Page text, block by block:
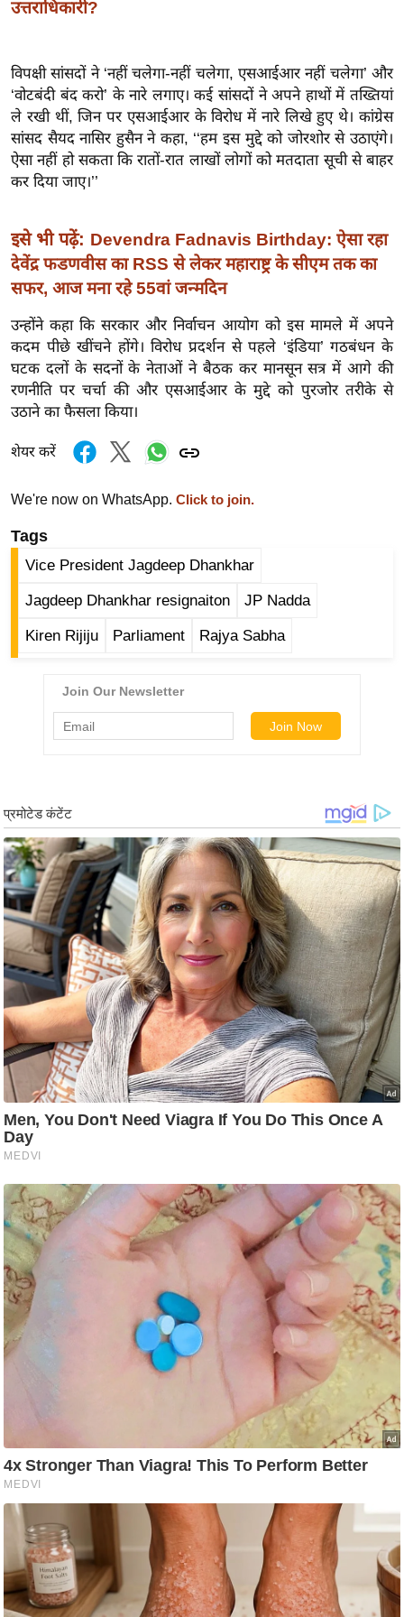
ई
-
पे
प
र
ल
बे
मि
सा
ल
श
ख्सि
त
ग
इं
डि
सा
हि
र्ल्ड
न्यू
ज
ब्री
फ
म
नो
रं
ज
न
त
बॉ
ली
वु
ड
हॉ
ली
वु
ड
फि
B
r
e
a
k
i
n
उत्तराधिकारी?
विपक्षी सांसदों ने ‘नहीं चलेगा-नहीं चलेगा, एसआईआर नहीं चलेगा’ और
‘वोटबंदी बंद करो’ के नारे लगाए। कई सांसदों ने अपने हाथों में तख्तियां
ले रखी थीं, जिन पर एसआईआर के विरोध में नारे लिखे हुए थे। कांग्रेस
सांसद सैयद नासिर हुसैन ने कहा, ‘‘हम इस मुद्दे को जोरशोर से उठाएंगे।
ऐसा नहीं हो सकता कि रातों-रात लाखों लोगों को मतदाता सूची से बाहर
कर दिया जाए।’’
इसे भी पढ़ें: Devendra Fadnavis Birthday: ऐसा रहा
देवेंद्र फडणवीस का RSS से लेकर महाराष्ट्र के सीएम तक का
सफर, आज मना रहे 55वां जन्मदिन
उन्होंने कहा कि सरकार और निर्वाचन आयोग को इस मामले में अपने
कदम पीछे खींचने होंगे। विरोध प्रदर्शन से पहले ‘इंडिया’ गठबंधन के
घटक दलों के सदनों के नेताओं ने बैठक कर मानसून सत्र में आगे की
रणनीति पर चर्चा की और एसआईआर के मुद्दे को पुरजोर तरीके से
उठाने का फैसला किया।
शेयर करें
We're now on WhatsApp. Click to join.
Tags
Vice President Jagdeep Dhankhar
Jagdeep Dhankhar resignaiton JP Nadda
Kiren Rijiju Parliament Rajya Sabha